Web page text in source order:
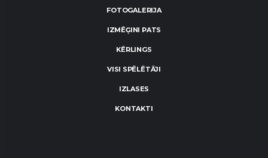
FOTOGALERIJA
IZMĒĢINI PATS
KĒRLINGS
VISI SPĒLĒTĀJI
IZLASES
KONTAKTI